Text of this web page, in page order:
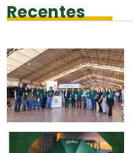
Recentes